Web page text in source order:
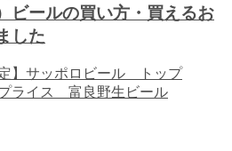
ビールの買い方・買えるお
した